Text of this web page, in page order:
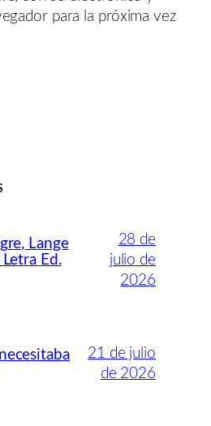
para la próxima vez
Lange
Ed.
28 de
julio de
2026
21 de julio
de 2026